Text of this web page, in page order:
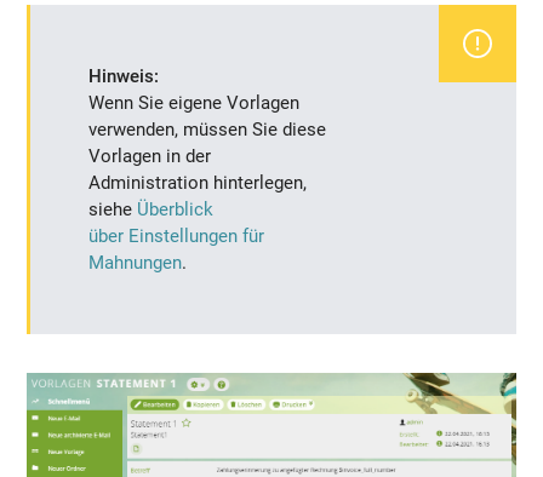
Hinweis:
Wenn Sie eigene Vorlagen
verwenden, müssen Sie diese
Vorlagen in der
Administration hinterlegen,
siehe Überblick
über Einstellungen für
Mahnungen.